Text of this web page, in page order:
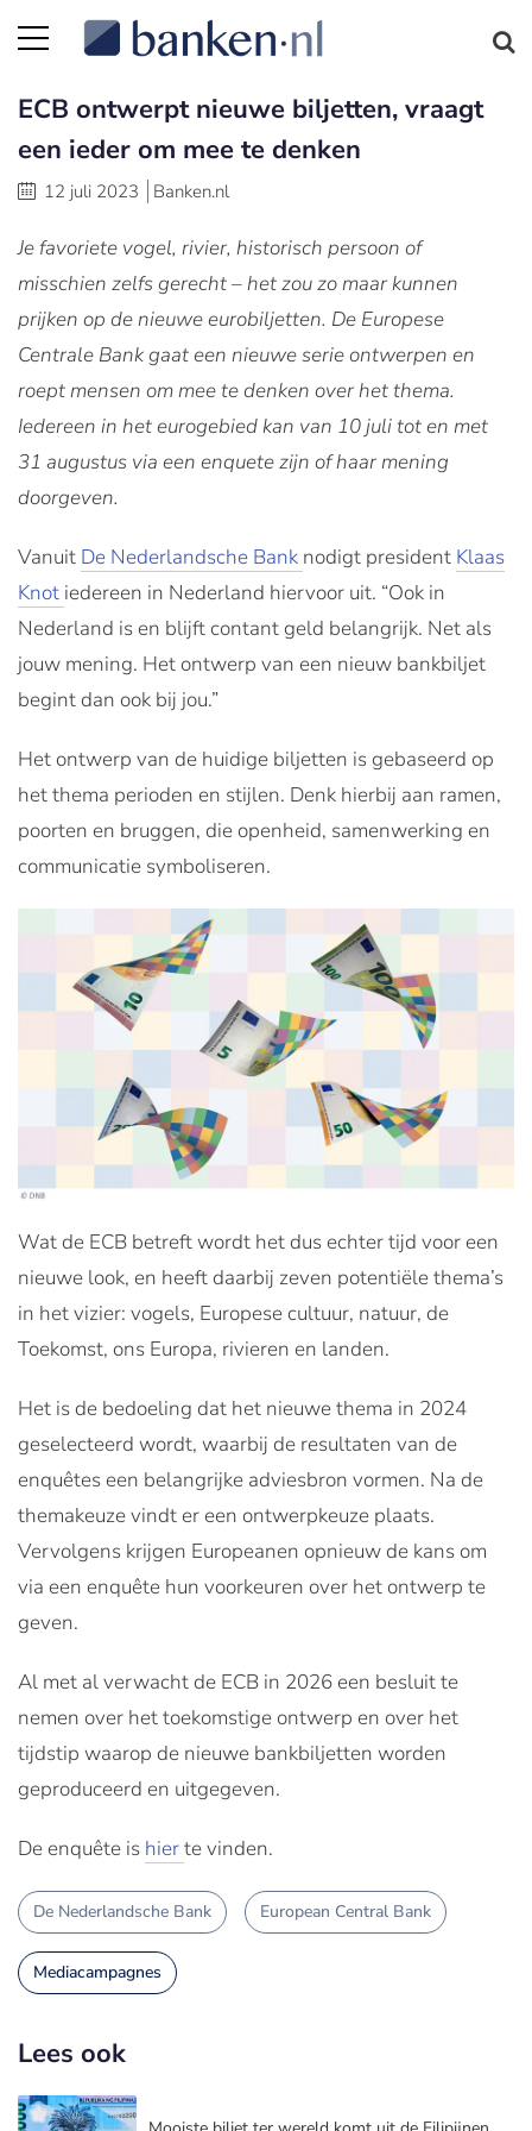
ECB ontwerpt nieuwe biljetten, vraagt
een ieder om mee te denken
12 juli 2023 Banken.nl
Je favoriete vogel, rivier, historisch persoon of
misschien zelfs gerecht – het zou zo maar kunnen
prijken op de nieuwe eurobiljetten. De Europese
Centrale Bank gaat een nieuwe serie ontwerpen en
roept mensen om mee te denken over het thema.
Iedereen in het eurogebied kan van 10 juli tot en met
31 augustus via een enquete zijn of haar mening
doorgeven.
Vanuit De Nederlandsche Bank nodigt president Klaas
Knot iedereen in Nederland hiervoor uit. “Ook in
Nederland is en blijft contant geld belangrijk. Net als
jouw mening. Het ontwerp van een nieuw bankbiljet
begint dan ook bij jou.”
Het ontwerp van de huidige biljetten is gebaseerd op
het thema perioden en stijlen. Denk hierbij aan ramen,
poorten en bruggen, die openheid, samenwerking en
communicatie symboliseren.
Wat de ECB betreft wordt het dus echter tijd voor een
nieuwe look, en heeft daarbij zeven potentiële thema’s
in het vizier: vogels, Europese cultuur, natuur, de
Toekomst, ons Europa, rivieren en landen.
Het is de bedoeling dat het nieuwe thema in 2024
geselecteerd wordt, waarbij de resultaten van de
enquêtes een belangrijke adviesbron vormen. Na de
themakeuze vindt er een ontwerpkeuze plaats.
Vervolgens krijgen Europeanen opnieuw de kans om
via een enquête hun voorkeuren over het ontwerp te
geven.
Al met al verwacht de ECB in 2026 een besluit te
nemen over het toekomstige ontwerp en over het
tijdstip waarop de nieuwe bankbiljetten worden
geproduceerd en uitgegeven.
De enquête is hierte vinden.
De Nederlandsche Bank European Central Bank
Mediacampagnes
Lees ook